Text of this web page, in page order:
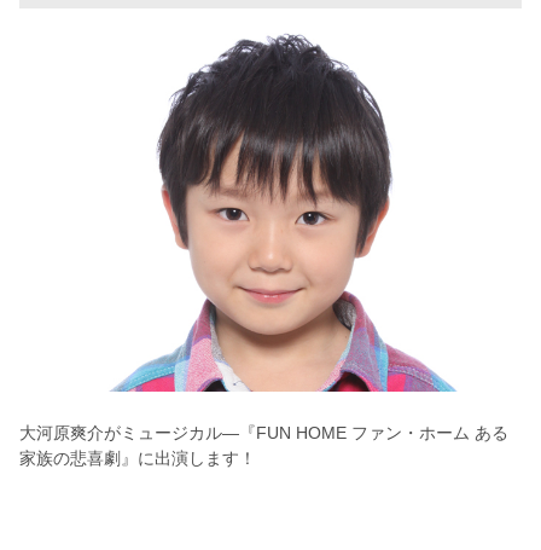
大河原爽介がミュージカル―『FUN HOME ファン・ホーム ある
家族の悲喜劇』に出演します！